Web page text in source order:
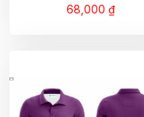
68,000 ₫